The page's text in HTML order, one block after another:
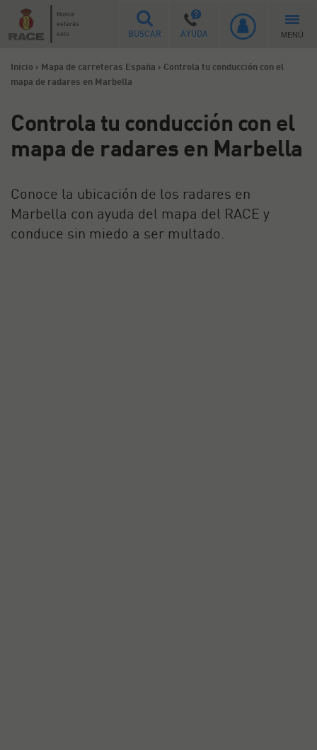
Nunca
estarás
solo
BUSCAR AYUDA MENÚ
Inicio > Mapa de carreteras España > Controla tu conducción con el
mapa de radares en Marbella
Controla tu conducción con el
mapa de radares en Marbella
Conoce la ubicación de los radares en
Marbella con ayuda del mapa del RACE y
conduce sin miedo a ser multado.